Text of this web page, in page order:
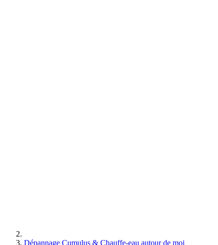
Dépannage Cumulus & Chauffe-eau autour de moi